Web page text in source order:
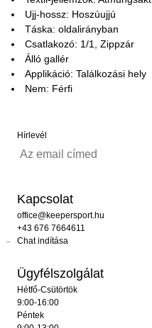
Ujj-hossz: Hoszúujjú
Táska: oldalirányban
Csatlakozó: 1/1, Zippzár
Álló gallér
Applikáció: Találkozási hely
Nem: Férfi
Hírlevél
Kapcsolat
office@keepersport.hu
+43 676 7664611
Chat indítása
Ügyfélszolgálat
Hétfő-Csütörtök
9:00-16:00
Péntek